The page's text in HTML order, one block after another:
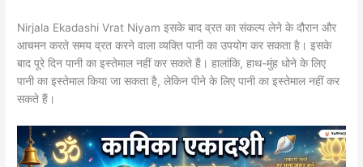
Nirjala Ekadashi Vrat Niyam इसके बाद व्रत का संकल्प लेने के दौरान और
आचमन करते समय व्रत करने वाला व्यक्ति पानी का उपयोग कर सकता है। इसके
बाद पूरे दिन पानी का इस्तेमाल नहीं कर सकते हैं। हालांकि, हाथ-मुंह धोने के लिए
पानी का इस्तेमाल किया जा सकता है, लेकिन पीने के लिए पानी का इस्तेमाल नहीं कर
सकते हैं।